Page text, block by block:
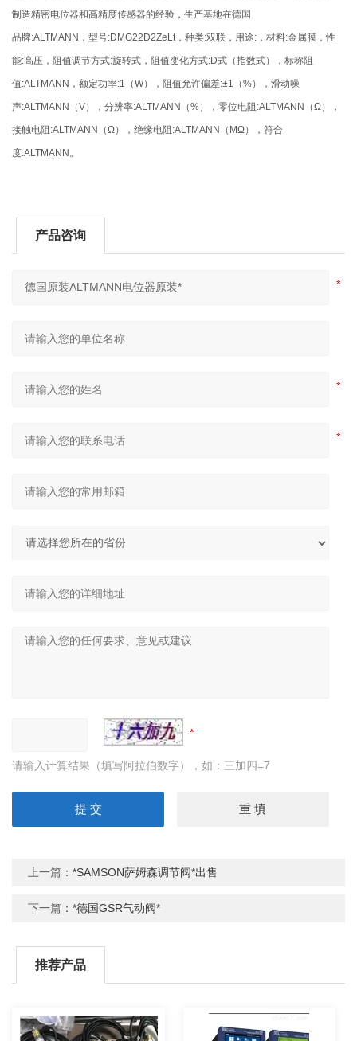
制造精密电位器和高精度传感器的经验，生产基地在德国
品牌:ALTMANN，型号:DMG22D2ZeLt，种类:双联，用途:，材料:金属膜，性
能:高压，阻值调节方式:旋转式，阻值变化方式:D式（指数式），标称阻
值:ALTMANN，额定功率:1（W），阻值允许偏差:±1（%），滑动噪
声:ALTMANN（V），分辨率:ALTMANN（%），零位电阻:ALTMANN（Ω），
接触电阻:ALTMANN（Ω），绝缘电阻:ALTMANN（MΩ），符合
度:ALTMANN。
产品咨询
请输入计算结果（填写阿拉伯数字），如：三加四=7
上一篇：*SAMSON萨姆森调节阀*出售
下一篇：*德国GSR气动阀*
推荐产品